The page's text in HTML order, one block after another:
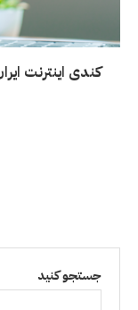
کندی اینترنت
جستجو کنید